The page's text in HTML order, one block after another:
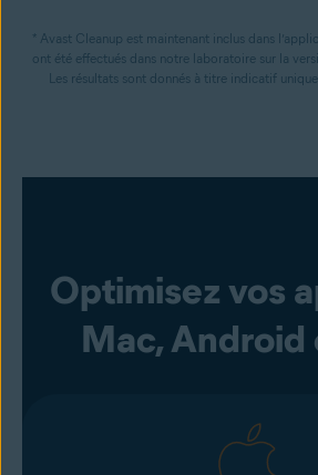
* Avast Cleanup est maintenant inclus dans
ont été effectués dans notre laboratoire sur la
Les résultats sont donnés à titre indicatif
Optimisez vos
Mac, Android